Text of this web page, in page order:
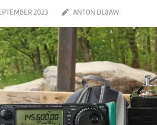
2023 ANTON DL8AW